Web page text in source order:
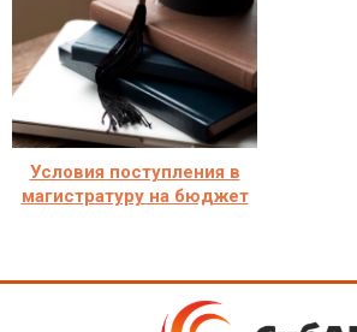
Условия поступления в
магистратуру на бюджет